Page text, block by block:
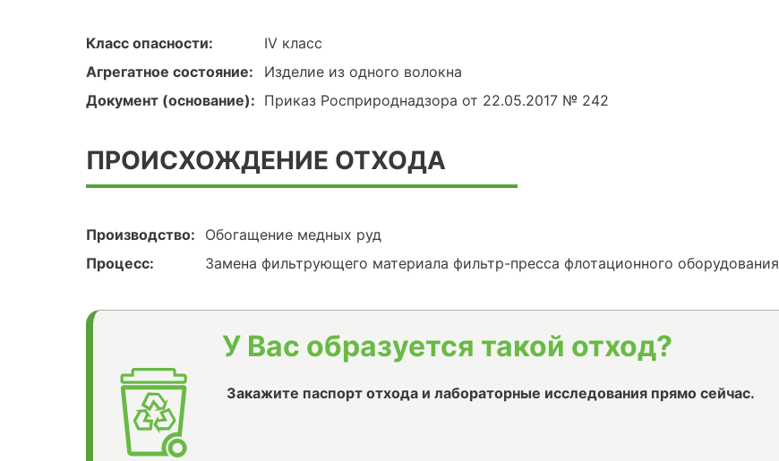
Класс опасности:
IV класс
Агрегатное состояние:
Изделие из одного волокна
Документ (основание): Приказ Росприроднадзора от 22.05.2017 № 242
ПРОИСХОЖДЕНИЕ ОТХОДА
Производство:
Обогащение медных руд
Процесс:
Замена фильтрующего материала фильтр-пресса флотационного оборудования
У Вас образуется такой отход?
Закажите паспорт отхода и лабораторные исследования прямо сейчас.